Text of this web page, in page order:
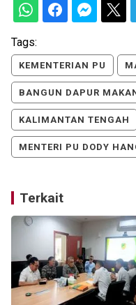
Tags:
KEMENTERIAN PU
BANGUN DAPUR
KALIMANTAN TENGAH
MENTERI PU DODY
Terkait